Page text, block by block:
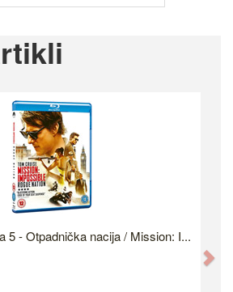
5 - Otpadnička nacija / Mission: I...